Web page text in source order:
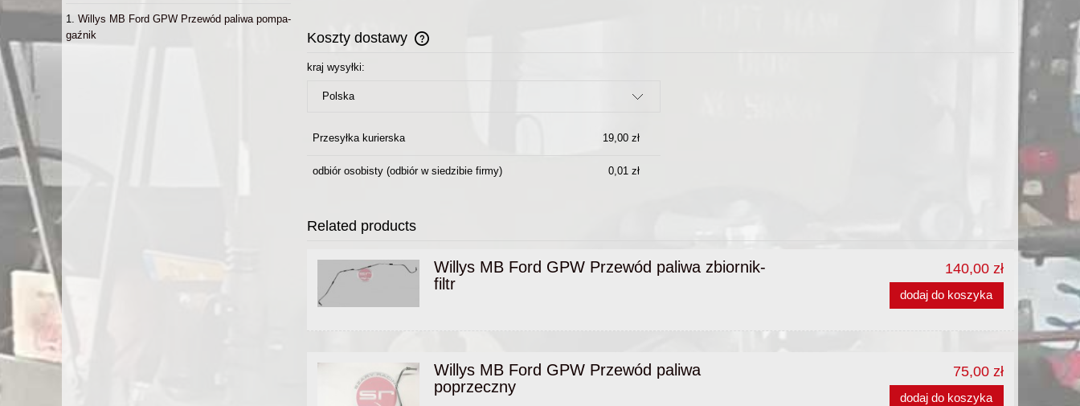
Willys MB Ford GPW Przewód paliwa pompa-
gaźnik
Koszty dostawy
kraj wysyłki:
Przesyłka kurierska 19,00 zł
odbiór osobisty(odbiór w siedzibie firmy) 0,01 zł
Related products
Willys MB Ford GPW Przewód paliwa zbiornik-
filtr
140,00 zł
dodaj do koszyka
Willys MB Ford GPW Przewód paliwa
poprzeczny
75,00 zł
dodaj do koszyka